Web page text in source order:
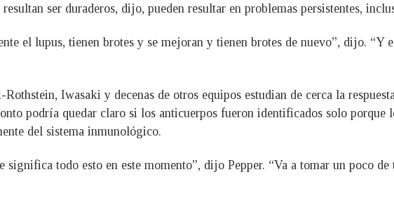
ser duraderos, dijo, pueden resultar en problemas persistentes,
el lupus, tienen brotes y se mejoran y tienen brotes de nuevo”, dijo. “Y
Iwasaki y decenas de otros equipos estudian de cerca la
podría quedar claro si los anticuerpos fueron identificados solo porque
del sistema inmunológico.
significa todo esto en este momento”, dijo Pepper. “Va a tomar un poco